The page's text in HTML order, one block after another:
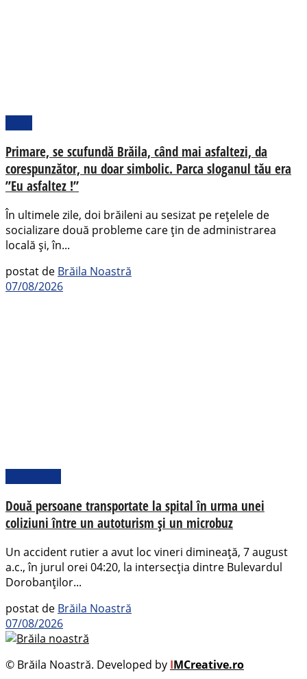
Primare, se scufundă Brăila, când mai asfaltezi, da
corespunzător, nu doar simbolic. Parca sloganul tău era
”Eu asfaltez !”
În ultimele zile, doi brăileni au sesizat pe rețelele de
socializare două probleme care țin de administrarea
locală și, în...
postat de Brăila Noastră
07/08/2026
Două persoane transportate la spital în urma unei
coliziuni între un autoturism și un microbuz
Un accident rutier a avut loc vineri dimineață, 7 august
a.c., în jurul orei 04:20, la intersecția dintre Bulevardul
Dorobanților...
postat de Brăila Noastră
07/08/2026
© Brăila Noastră. Developed by IMCreative.ro